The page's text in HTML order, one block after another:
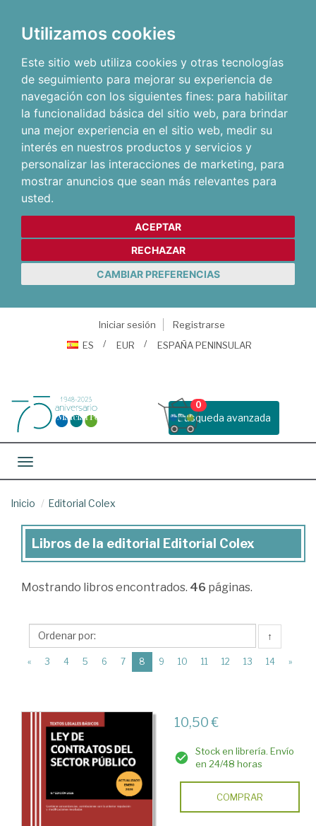
Utilizamos cookies
Este sitio web utiliza cookies y otras tecnologías
de seguimiento para mejorar su experiencia de
navegación con los siguientes fines: para habilitar
la funcionalidad básica del sitio web, para brindar
una mejor experiencia en el sitio web, medir su
interés en nuestros productos y servicios y
personalizar las interacciones de marketing, para
mostrar anuncios que sean más relevantes para
usted.
ACEPTAR
RECHAZAR
CAMBIAR PREFERENCIAS
Iniciar sesión
Registrarse
ES
EUR ESPAÑA PENINSULAR
Busqueda avanzada
0
Toggle navigation
Inicio Editorial Colex
Libros
la
Editorial
Colex
Libros de la editorial Editorial Colex
Mostrando libros encontrados. 46 páginas.
↑
« 3 4 5 6 7 8 (current)
9 10 11 12 13 14 »
10,50 €
Stock en librería. Envío
en 24/48 horas
COMPRAR